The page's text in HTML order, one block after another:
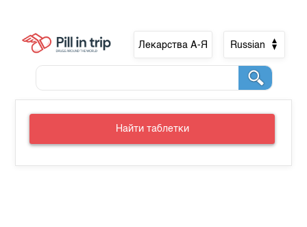
Лекарства А-Я Russian
Найти таблетки